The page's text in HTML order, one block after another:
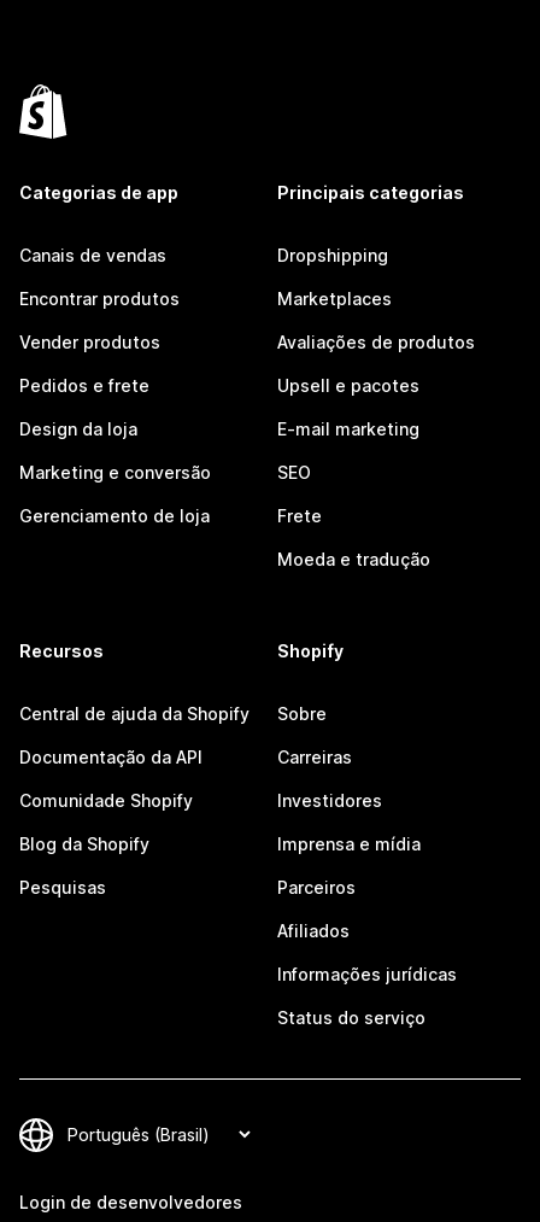
Categorias de app
Canais de vendas
Encontrar produtos
Vender produtos
Pedidos e frete
Design da loja
Marketing e conversão
Gerenciamento de loja
Principais categorias
Dropshipping
Marketplaces
Avaliações de produtos
Upsell e pacotes
E-mail marketing
SEO
Frete
Moeda e tradução
Recursos
Central de ajuda da Shopify
Documentação da API
Comunidade Shopify
Blog da Shopify
Pesquisas
Shopify
Sobre
Carreiras
Investidores
Imprensa e mídia
Parceiros
Afiliados
Informações jurídicas
Status do serviço
Login de desenvolvedores